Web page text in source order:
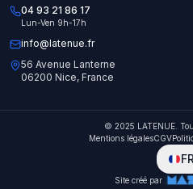
04 93 21 86 17
Lun-Ven 9h-17h
info@latenue.fr
56 Avenue Lanterne
06200 Nice, France
© 2025 LATENUE.
Mentions légalesCGV
FR
Site créé par